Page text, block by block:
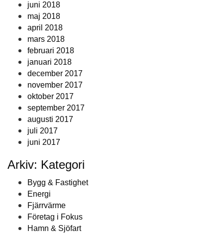
juni 2018
maj 2018
april 2018
mars 2018
februari 2018
januari 2018
december 2017
november 2017
oktober 2017
september 2017
augusti 2017
juli 2017
juni 2017
Arkiv: Kategori
Bygg & Fastighet
Energi
Fjärrvärme
Företag i Fokus
Hamn & Sjöfart